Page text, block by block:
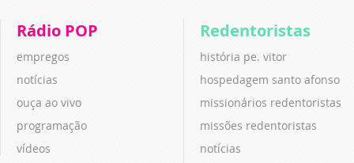
Rádio POP
empregos
notícias
ouça ao vivo
programação
vídeos
Redentoristas
história pe. vitor
hospedagem santo afonso
missionários redentoristas
missões redentoristas
notícias